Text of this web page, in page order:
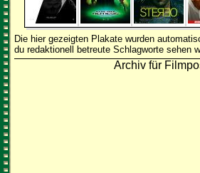
Die hier gezeigten Plakate wurden
du redaktionell betreute Schlagworte sehen
Archiv für